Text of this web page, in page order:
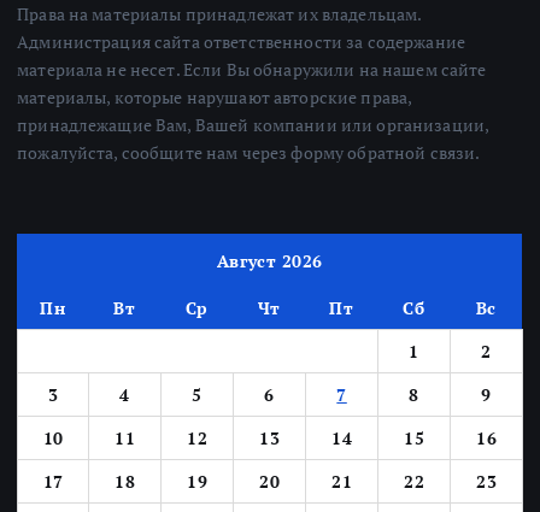
Права на материалы принадлежат их владельцам.
Администрация сайта ответственности за содержание
материала не несет. Если Вы обнаружили на нашем сайте
материалы, которые нарушают авторские права,
принадлежащие Вам, Вашей компании или организации,
пожалуйста, сообщите нам через форму обратной связи.
Август 2026
Пн Вт Ср Чт Пт Сб
Вс
1
2
3
4 5 6 7 8
9
10
11 12 13 14 15
16
17
18 19 20 21 22
23